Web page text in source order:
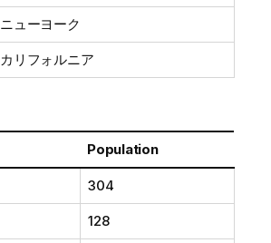
ニューヨーク
カリフォルニア
Population
304
128